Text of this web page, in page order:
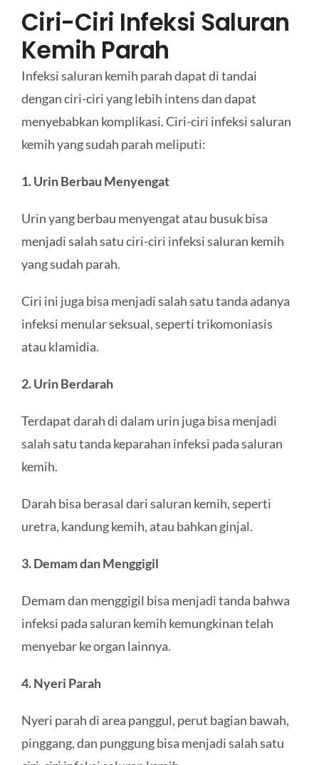
Ciri-Ciri Infeksi Saluran
Kemih Parah
Infeksi saluran kemih parah dapat di tandai
dengan ciri-ciri yang lebih intens dan dapat
menyebabkan komplikasi. Ciri-ciri infeksi saluran
kemih yang sudah parah meliputi:
1. Urin Berbau Menyengat
Urin yang berbau menyengat atau busuk bisa
menjadi salah satu ciri-ciri infeksi saluran kemih
yang sudah parah.
Ciri ini juga bisa menjadi salah satu tanda adanya
infeksi menular seksual, seperti trikomoniasis
atau klamidia.
2. Urin Berdarah
Terdapat darah di dalam urin juga bisa menjadi
salah satu tanda keparahan infeksi pada saluran
kemih.
Darah bisa berasal dari saluran kemih, seperti
uretra, kandung kemih, atau bahkan ginjal.
3. Demam dan Menggigil
Demam dan menggigil bisa menjadi tanda bahwa
infeksi pada saluran kemih kemungkinan telah
menyebar ke organ lainnya.
4. Nyeri Parah
Nyeri parah di area panggul, perut bagian bawah,
pinggang, dan punggung bisa menjadi salah satu